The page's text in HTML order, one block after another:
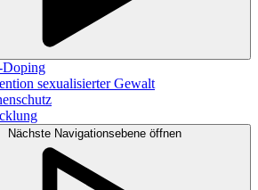
sexualisierter Gewalt
Nächste Navigationsebene öffnen